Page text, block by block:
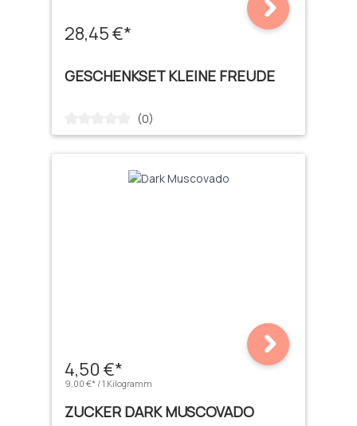
28,45 €*
GESCHENKSET KLEINE FREUDE
Durchschnittliche Bewertung von 0 von 5 Sternen
(0)
4,50 €*
9,00 €* / 1 Kilogramm
ZUCKER DARK MUSCOVADO